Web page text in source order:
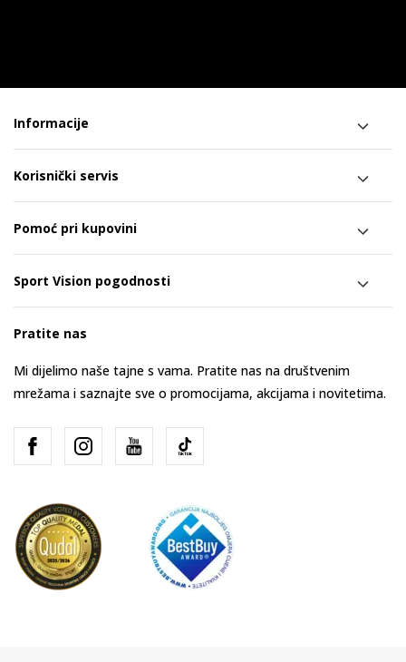
Informacije
Korisnički servis
Pomoć pri kupovini
Sport Vision pogodnosti
Pratite nas
Mi dijelimo naše tajne s vama. Pratite nas na društvenim
mrežama i saznajte sve o promocijama, akcijama i novitetima.